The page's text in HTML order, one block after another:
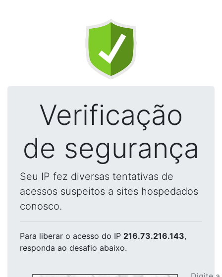
Verificação
de segurança
Seu IP fez diversas tentativas de
acessos suspeitos a sites hospedados
conosco.
Para liberar o acesso do IP 216.73.216.143,
responda ao desafio abaixo.